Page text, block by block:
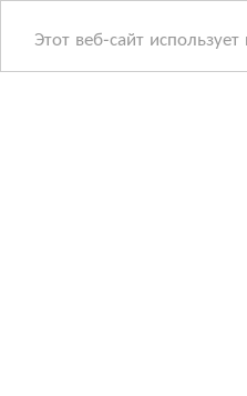
Этот веб-сайт